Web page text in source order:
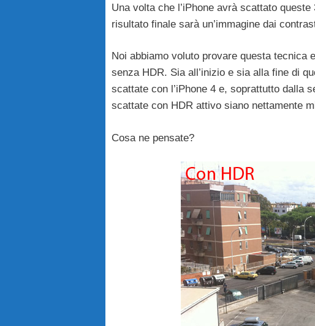
Una volta che l’iPhone avrà scattato
risultato finale sarà un’immagine dai
Noi abbiamo voluto provare questa
senza HDR. Sia all’inizio e sia alla fine di
scattate con l’iPhone 4 e, soprattutto dalla
scattate con HDR attivo siano nettamente
Cosa ne pensate?